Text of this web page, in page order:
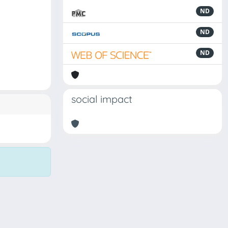
ND
ND
ND
social impact